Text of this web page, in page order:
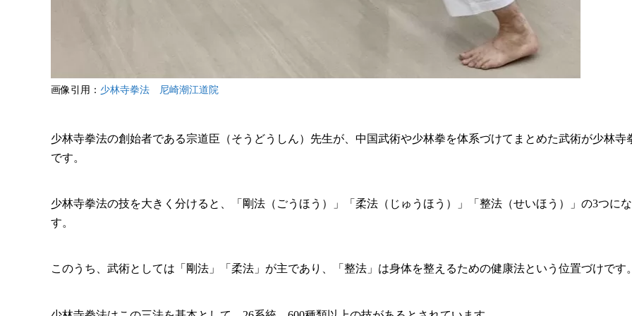
画像引用： 少林寺拳法 尼崎潮江道院
少林寺拳法の創始者である宗道臣（そうどうしん）先生が、中国武術や少林拳を体系づけてまとめた武術が少林寺
です。
少林寺拳法の技を大きく分けると、「剛法（ごうほう）」「柔法（じゅうほう）」「整法（せいほう）」の3つにな
す。
このうち、武術としては「剛法」「柔法」が主であり、「整法」は身体を整えるための健康法という位置づけです。